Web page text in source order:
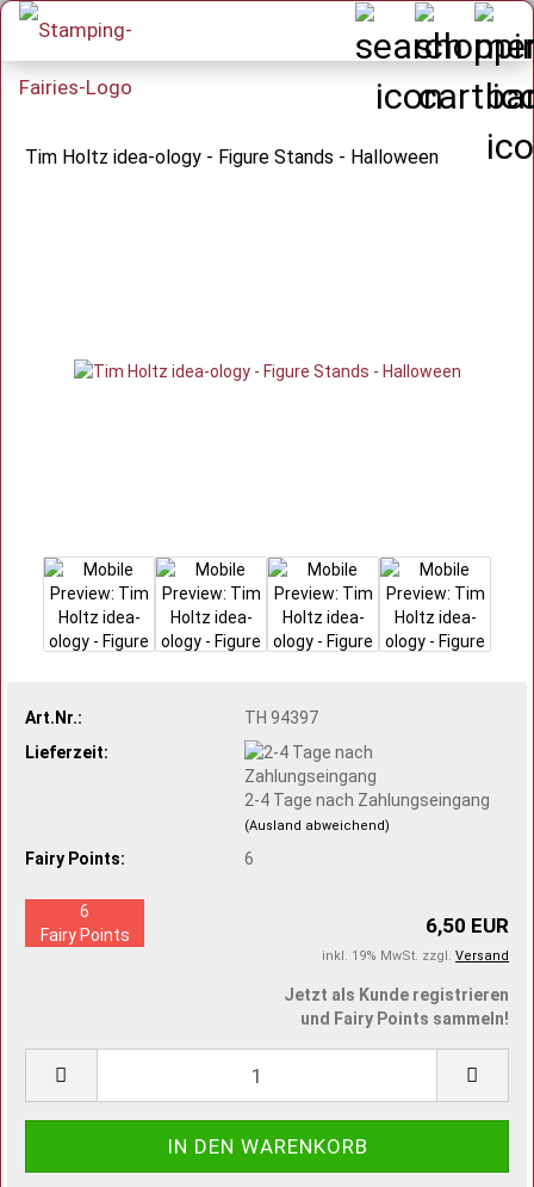
Tim Holtz idea-ology - Figure Stands - Halloween
Art.Nr.:
TH 94397
Lieferzeit:
2-4 Tage nach Zahlungseingang
(Ausland abweichend)
Fairy Points: 6
6,50 EUR
inkl. 19% MwSt. zzgl. Versand
6
Fairy Points
Jetzt als Kunde registrieren
und Fairy Points sammeln!